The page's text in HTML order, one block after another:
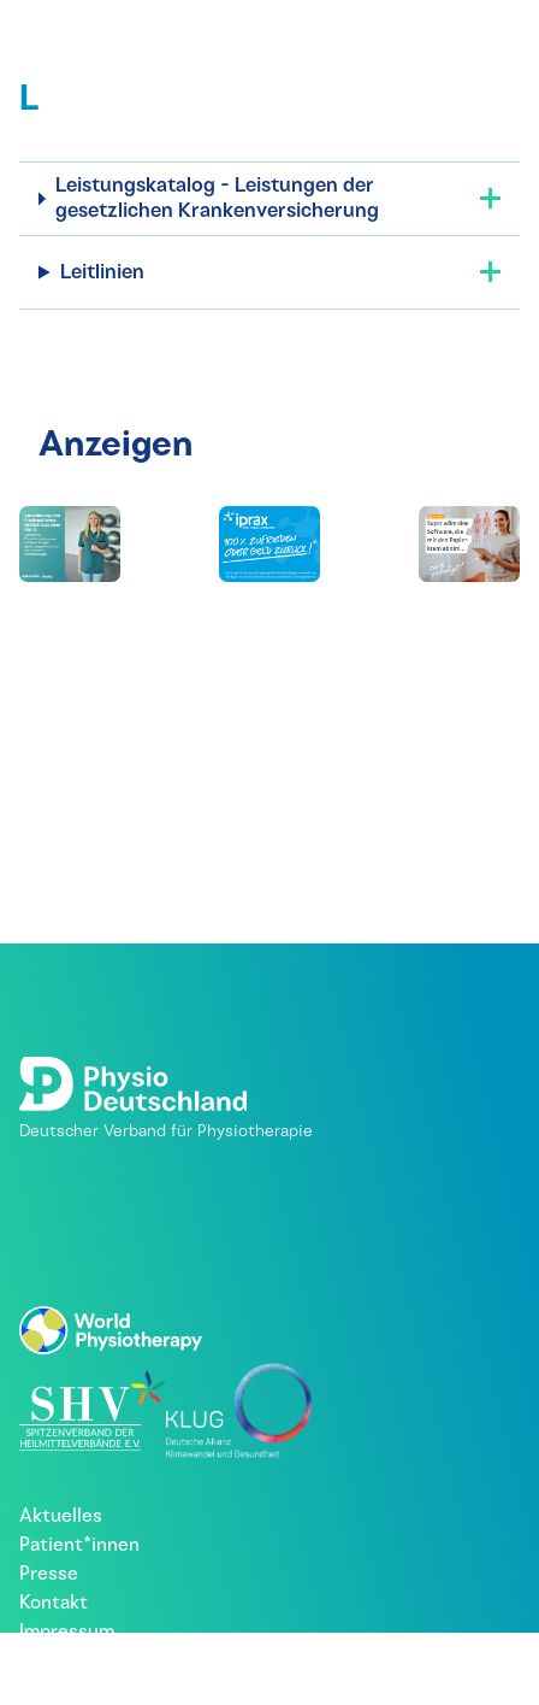
L
Leistungskatalog - Leistungen der
gesetzlichen Krankenversicherung
Leitlinien
Anzeigen
Deutscher Verband für Physiotherapie
Aktuelles
Patient*innen
Presse
Kontakt
Impressum